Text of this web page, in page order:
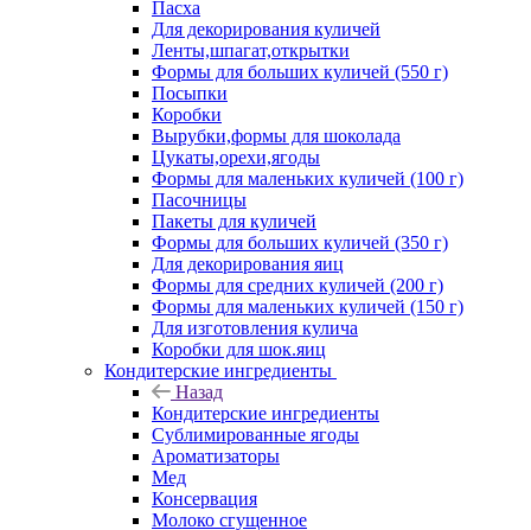
Пасха
Для декорирования куличей
Ленты,шпагат,открытки
Формы для больших куличей (550 г)
Посыпки
Коробки
Вырубки,формы для шоколада
Цукаты,орехи,ягоды
Формы для маленьких куличей (100 г)
Пасочницы
Пакеты для куличей
Формы для больших куличей (350 г)
Для декорирования яиц
Формы для средних куличей (200 г)
Формы для маленьких куличей (150 г)
Для изготовления кулича
Коробки для шок.яиц
Кондитерские ингредиенты
Назад
Кондитерские ингредиенты
Сублимированные ягоды
Ароматизаторы
Мед
Консервация
Молоко сгущенное